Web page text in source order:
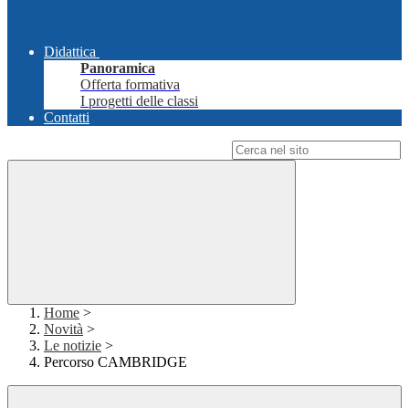
Didattica
Panoramica
Offerta formativa
I progetti delle classi
Contatti
Home >
Novità >
Le notizie >
Percorso CAMBRIDGE